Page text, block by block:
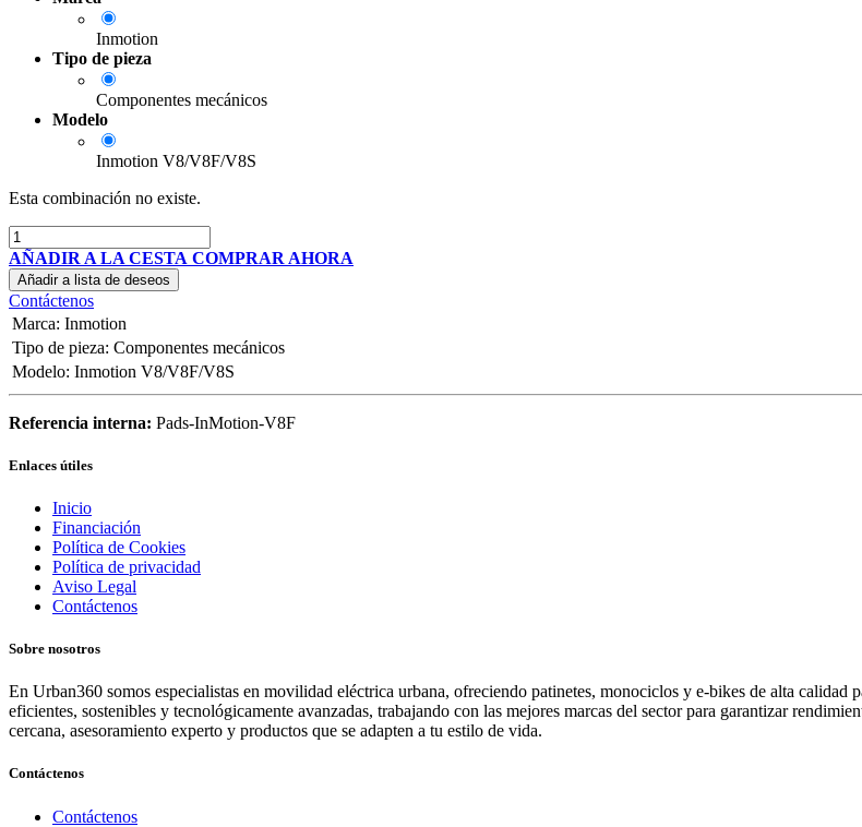
Inmotion
Tipo de pieza
Componentes mecánicos
Modelo
Inmotion V8/V8F/V8S
Esta combinación no existe.
AÑADIR A LA CESTA COMPRAR AHORA
Añadir a lista de deseos
Contáctenos
Marca: Inmotion
Tipo de pieza: Componentes mecánicos
Modelo: Inmotion V8/V8F/V8S
Referencia interna: Pads-InMotion-V8F
Enlaces útiles
Inicio
Financiación
Política de Cookies
Política de privacidad
Aviso Legal
Contáctenos
Sobre nosotros
En Urban360 somos especialistas en movilidad eléctrica urbana, ofreciendo patinetes, monociclos y e-bikes de alta
eficientes, sostenibles y tecnológicamente avanzadas, trabajando con las mejores marcas del sector para garantizar
cercana, asesoramiento experto y productos que se adapten a tu estilo de vida.
Contáctenos
Contáctenos